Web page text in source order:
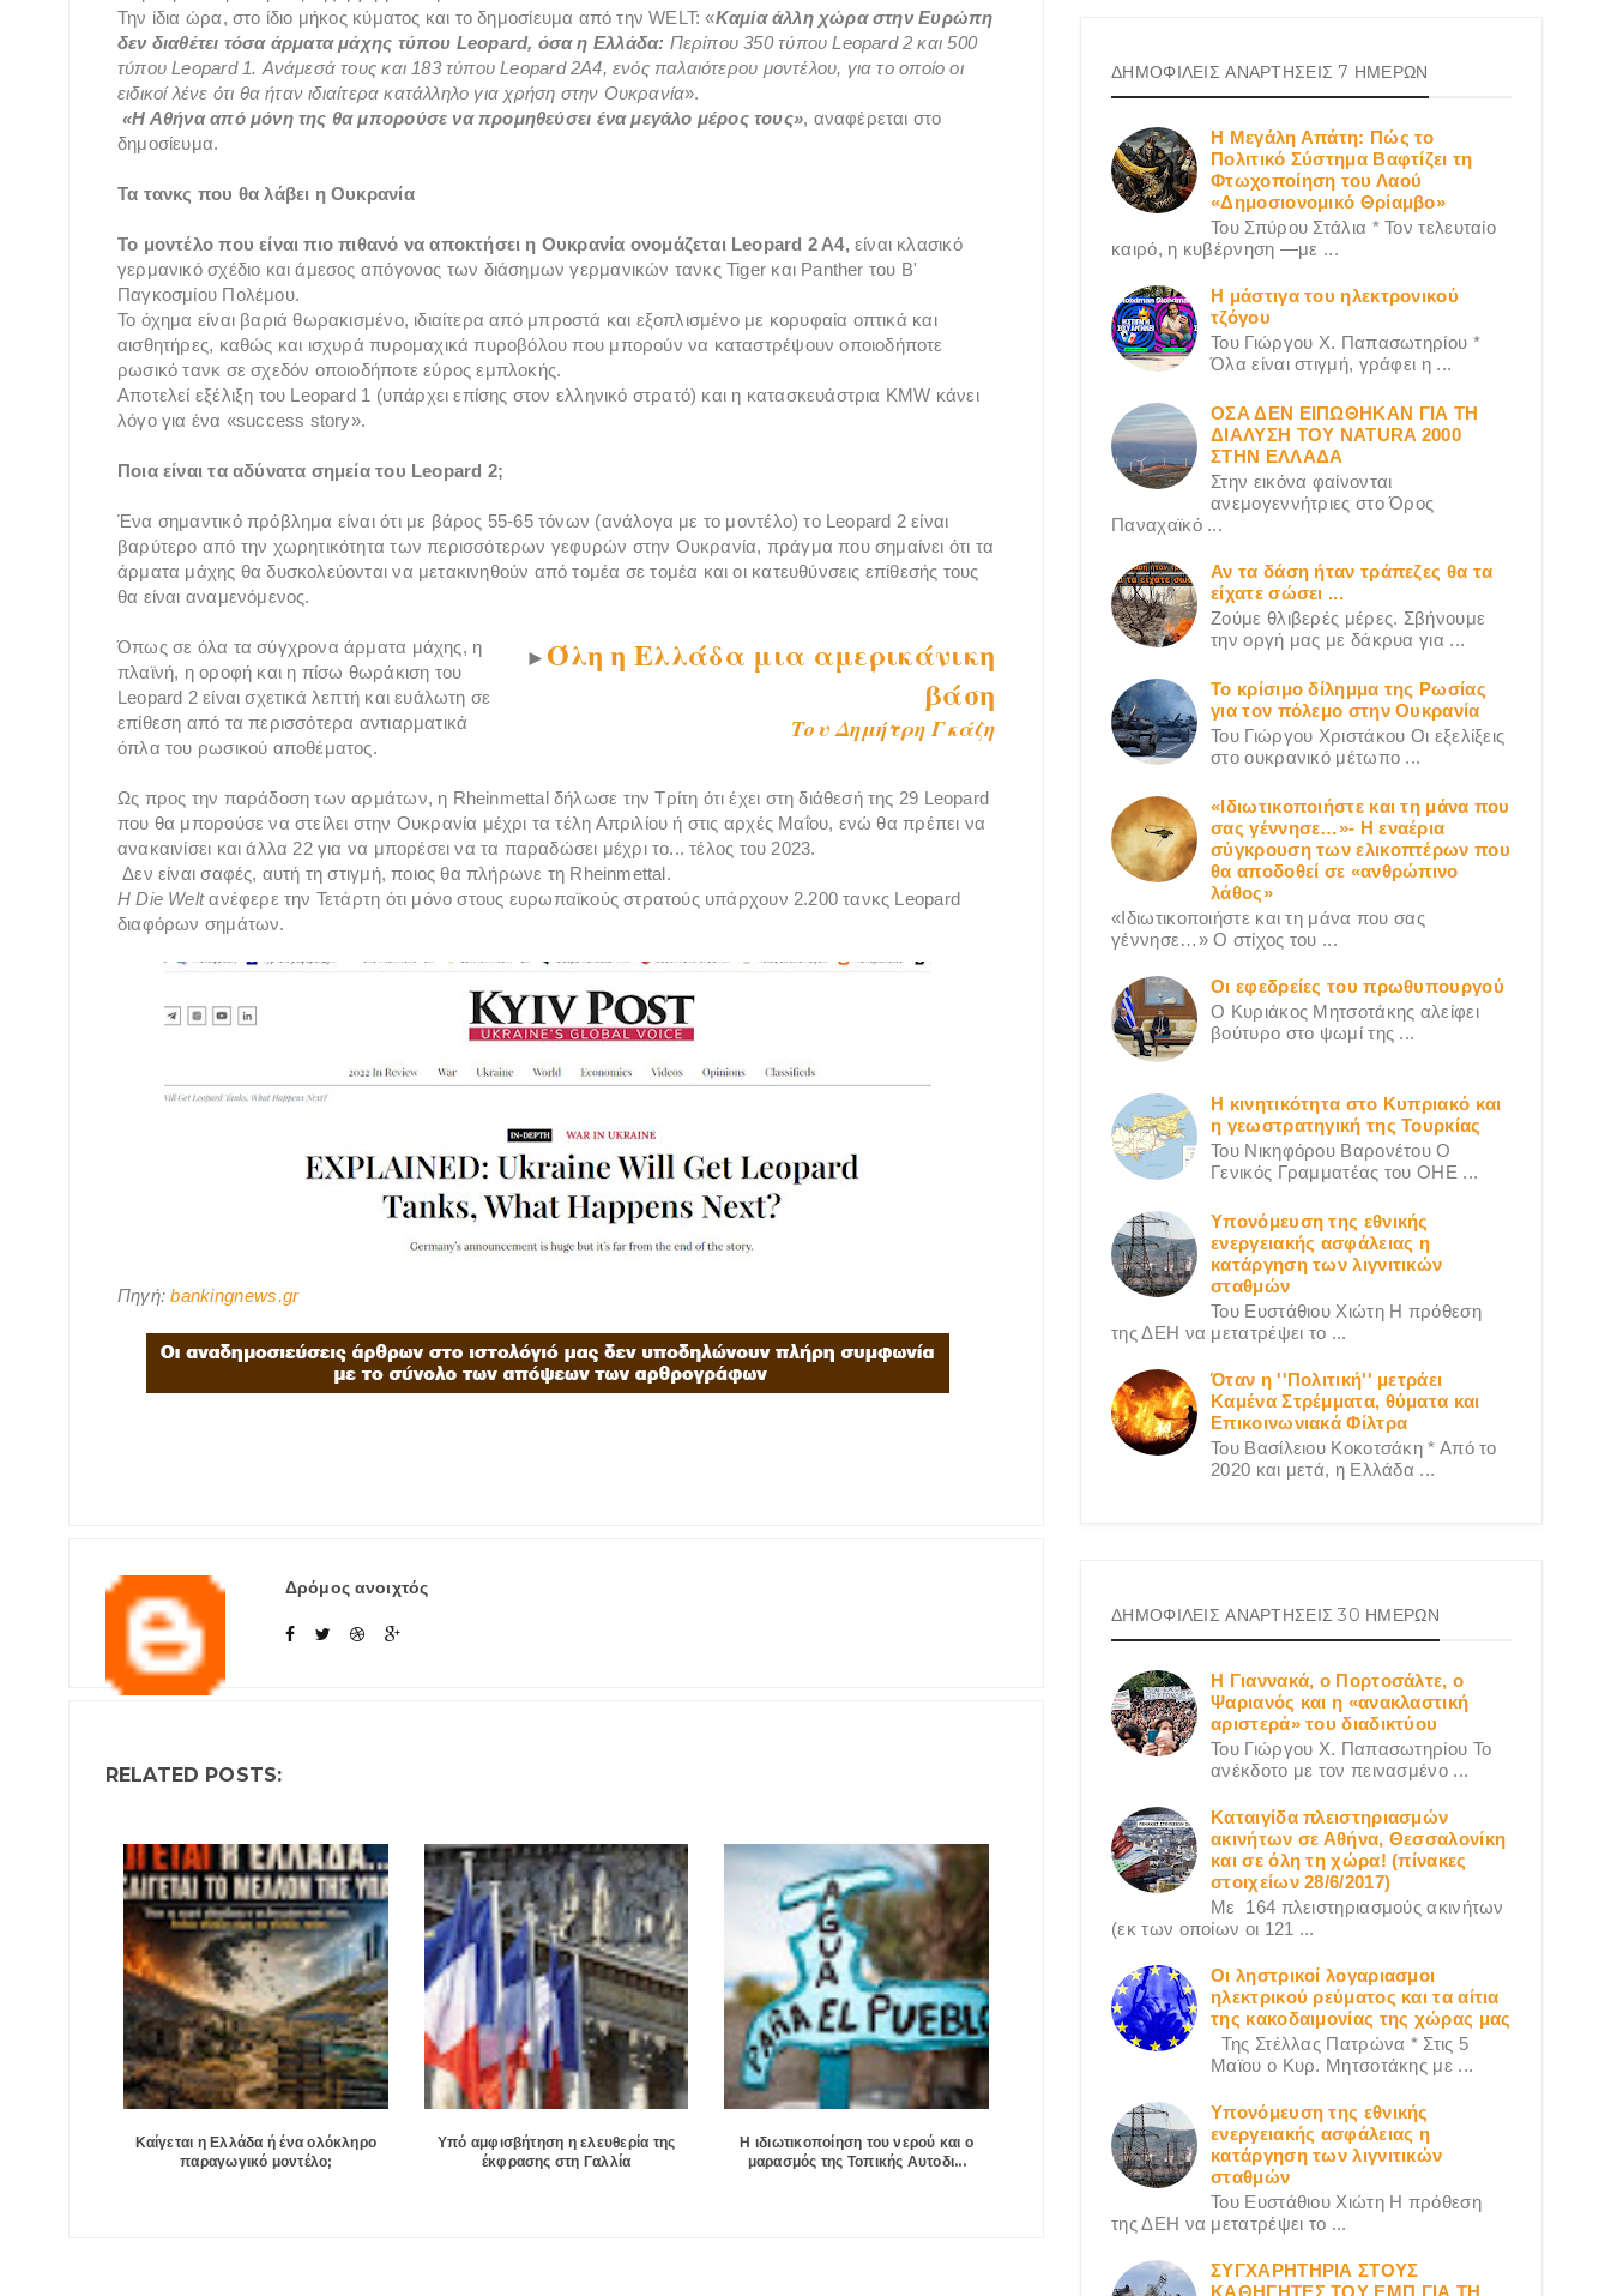
Την ίδια ώρα, στο ίδιο μήκος κύματος και το δημοσίευμα από την WELT: «Καμία άλλη χώρα στην Ευρώπη
δεν διαθέτει τόσα άρματα μάχης τύπου Leopard, όσα η Ελλάδα: Περίπου 350 τύπου Leopard 2 και 500
τύπου Leopard 1. Ανάμεσά τους και 183 τύπου Leopard 2A4, ενός παλαιότερου μοντέλου, για το οποίο οι
ειδικοί λένε ότι θα ήταν ιδιαίτερα κατάλληλο για χρήση στην Ουκρανία».
«Η Αθήνα από μόνη της θα μπορούσε να προμηθεύσει ένα μεγάλο μέρος τους», αναφέρεται στο
δημοσίευμα.
Τα τανκς που θα λάβει η Ουκρανία
Το μοντέλο που είναι πιο πιθανό να αποκτήσει η Ουκρανία ονομάζεται Leopard 2 A4,είναι κλασικό
γερμανικό σχέδιο και άμεσος απόγονος των διάσημων γερμανικών τανκς Tiger και Panther του Β'
Παγκοσμίου Πολέμου.
Το όχημα είναι βαριά θωρακισμένο, ιδιαίτερα από μπροστά και εξοπλισμένο με κορυφαία οπτικά και
αισθητήρες, καθώς και ισχυρά πυρομαχικά πυροβόλου που μπορούν να καταστρέψουν οποιοδήποτε
ρωσικό τανκ σε σχεδόν οποιοδήποτε εύρος εμπλοκής.
Αποτελεί εξέλιξη του Leopard 1 (υπάρχει επίσης στον ελληνικό στρατό) και η κατασκευάστρια KMW κάνει
λόγο για ένα «success story».
Ποια είναι τα αδύνατα σημεία του Leopard 2;
Ένα σημαντικό πρόβλημα είναι ότι με βάρος 55-65 τόνων (ανάλογα με το μοντέλο) το Leopard 2 είναι
βαρύτερο από την χωρητικότητα των περισσότερων γεφυρών στην Ουκρανία, πράγμα που σημαίνει ότι τα
άρματα μάχης θα δυσκολεύονται να μετακινηθούν από τομέα σε τομέα και οι κατευθύνσεις επίθεσής τους
θα είναι αναμενόμενος.
►Όλη η Ελλάδα μια αμερικάνικη
βάση
Του Δημήτρη Γκάζη
Όπως σε όλα τα σύγχρονα άρματα μάχης, η
πλαϊνή, η οροφή και η πίσω θωράκιση του
Leopard 2 είναι σχετικά λεπτή και ευάλωτη σε
επίθεση από τα περισσότερα αντιαρματικά
όπλα του ρωσικού αποθέματος.
Ως προς την παράδοση των αρμάτων, η Rheinmettal δήλωσε την Τρίτη ότι έχει στη διάθεσή της 29 Leopard
που θα μπορούσε να στείλει στην Ουκρανία μέχρι τα τέλη Απριλίου ή στις αρχές Μαΐου, ενώ θα πρέπει να
ανακαινίσει και άλλα 22 για να μπορέσει να τα παραδώσει μέχρι το... τέλος του 2023.
Δεν είναι σαφές, αυτή τη στιγμή, ποιος θα πλήρωνε τη Rheinmettal.
Η Die Weltανέφερε την Τετάρτη ότι μόνο στους ευρωπαϊκούς στρατούς υπάρχουν 2.200 τανκς Leopard
διαφόρων σημάτων.
Πηγή:bankingnews.gr
Δρόμος ανοιχτός
RELATED POSTS:
Καίγεται η Ελλάδα ή ένα ολόκληρο
παραγωγικό μοντέλο;
Υπό αμφισβήτηση η ελευθερία της
έκφρασης στη Γαλλία
Η ιδιωτικοποίηση του νερού και ο
μαρασμός της Τοπικής Αυτοδι...
ΔΗΜΟΦΙΛΕΙΣ ΑΝΑΡΤΗΣΕΙΣ 7 ΗΜΕΡΩΝ
Η Μεγάλη Απάτη: Πώς το
Πολιτικό Σύστημα Βαφτίζει τη
Φτωχοποίηση του Λαού
«Δημοσιονομικό Θρίαμβο»
Του Σπύρου Στάλια * Τον τελευταίο
καιρό, η κυβέρνηση —με ...
Η μάστιγα του ηλεκτρονικού
τζόγου
Του Γιώργου X. Παπασωτηρίου *
Όλα είναι στιγμή, γράφει η ...
ΟΣΑ ΔΕN ΕΙΠΩΘΗΚΑΝ ΓΙΑ ΤΗ
ΔΙΑΛΥΣΗ ΤΟΥ NATURA 2000
ΣΤΗΝ ΕΛΛΑΔΑ
Στην εικόνα φαίνονται
ανεμογεννήτριες στο Όρος
Παναχαϊκό ...
Αν τα δάση ήταν τράπεζες θα τα
είχατε σώσει ...
Ζούμε θλιβερές μέρες. Σβήνουμε
την οργή μας με δάκρυα για ...
Το κρίσιμο δίλημμα της Ρωσίας
για τον πόλεμο στην Ουκρανία
Του Γιώργου Χριστάκου Οι εξελίξεις
στο ουκρανικό μέτωπο ...
«Ιδιωτικοποιήστε και τη μάνα που
σας γέννησε…»- Η εναέρια
σύγκρουση των ελικοπτέρων που
θα αποδοθεί σε «ανθρώπινο
λάθος»
«Ιδιωτικοποιήστε και τη μάνα που σας
γέννησε…» Ο στίχος του ...
Οι εφεδρείες του πρωθυπουργού
Ο Κυριάκος Μητσοτάκης αλείφει
βούτυρο στο ψωμί της ...
Η κινητικότητα στο Κυπριακό και
η γεωστρατηγική της Τουρκίας
Του Νικηφόρου Βαρονέτου Ο
Γενικός Γραμματέας του ΟΗΕ ...
Υπονόμευση της εθνικής
ενεργειακής ασφάλειας η
κατάργηση των λιγνιτικών
σταθμών
Του Ευστάθιου Χιώτη Η πρόθεση
της ΔΕΗ να μετατρέψει το ...
Όταν η ''Πολιτική'' μετράει
Καμένα Στρέμματα, θύματα και
Επικοινωνιακά Φίλτρα
Του Βασίλειου Κοκοτσάκη * Από το
2020 και μετά, η Ελλάδα ...
ΔΗΜΟΦΙΛΕΙΣ ΑΝΑΡΤΗΣΕΙΣ 30 ΗΜΕΡΩΝ
Η Γιαννακά, ο Πορτοσάλτε, ο
Ψαριανός και η «ανακλαστική
αριστερά» του διαδικτύου
Του Γιώργου X. Παπασωτηρίου Το
ανέκδοτο με τον πεινασμένο ...
Καταιγίδα πλειστηριασμών
ακινήτων σε Αθήνα, Θεσσαλονίκη
και σε όλη τη χώρα! (πίνακες
στοιχείων 28/6/2017)
Με 164 πλειστηριασμούς ακινήτων
(εκ των οποίων οι 121 ...
Οι ληστρικοί λογαριασμοι
ηλεκτρικού ρεύματος και τα αίτια
της κακοδαιμονίας της χώρας μας
Της Στέλλας Πατρώνα * Στις 5
Μαϊου ο Κυρ. Μητσοτάκης με ...
Υπονόμευση της εθνικής
ενεργειακής ασφάλειας η
κατάργηση των λιγνιτικών
σταθμών
Του Ευστάθιου Χιώτη Η πρόθεση
της ΔΕΗ να μετατρέψει το ...
ΣΥΓΧΑΡΗΤΗΡΙΑ ΣΤΟΥΣ
ΚΑΘΗΓΗΤΕΣ ΤΟΥ ΕΜΠ ΓΙΑ ΤΗ